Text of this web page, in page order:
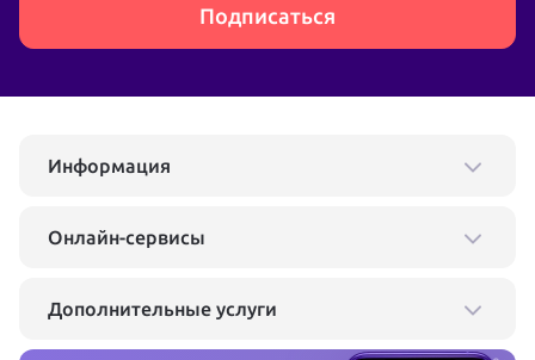
Подписаться
Информация
Онлайн-сервисы
Дополнительные услуги